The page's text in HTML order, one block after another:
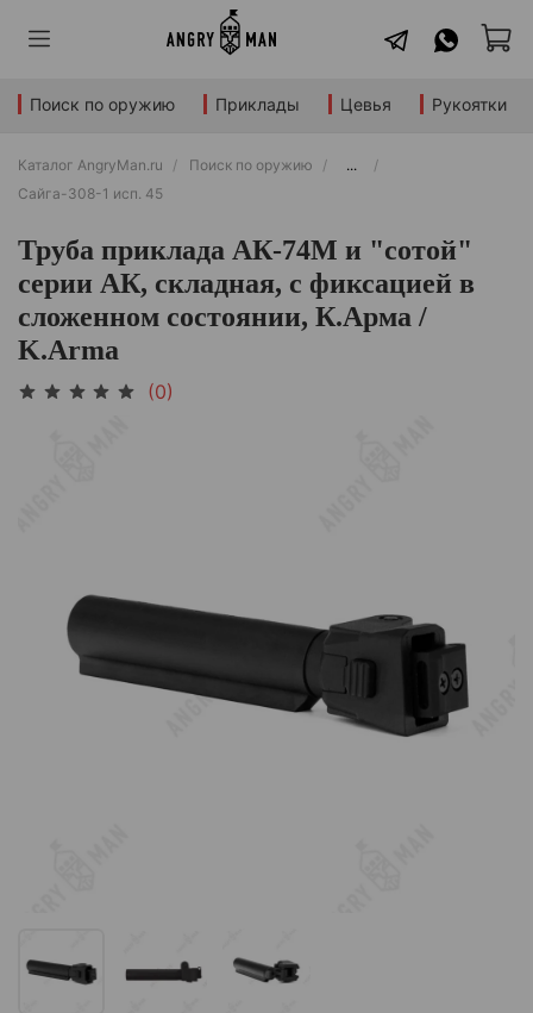
Поиск по оружию Приклады Цевья Рукоятки
Каталог AngryMan.ru Поиск по оружию
...
Сайга-308-1 исп. 45
Труба приклада АК-74М и "сотой"
серии АК, складная, с фиксацией в
сложенном состоянии, К.Арма /
K.Arma
(0)